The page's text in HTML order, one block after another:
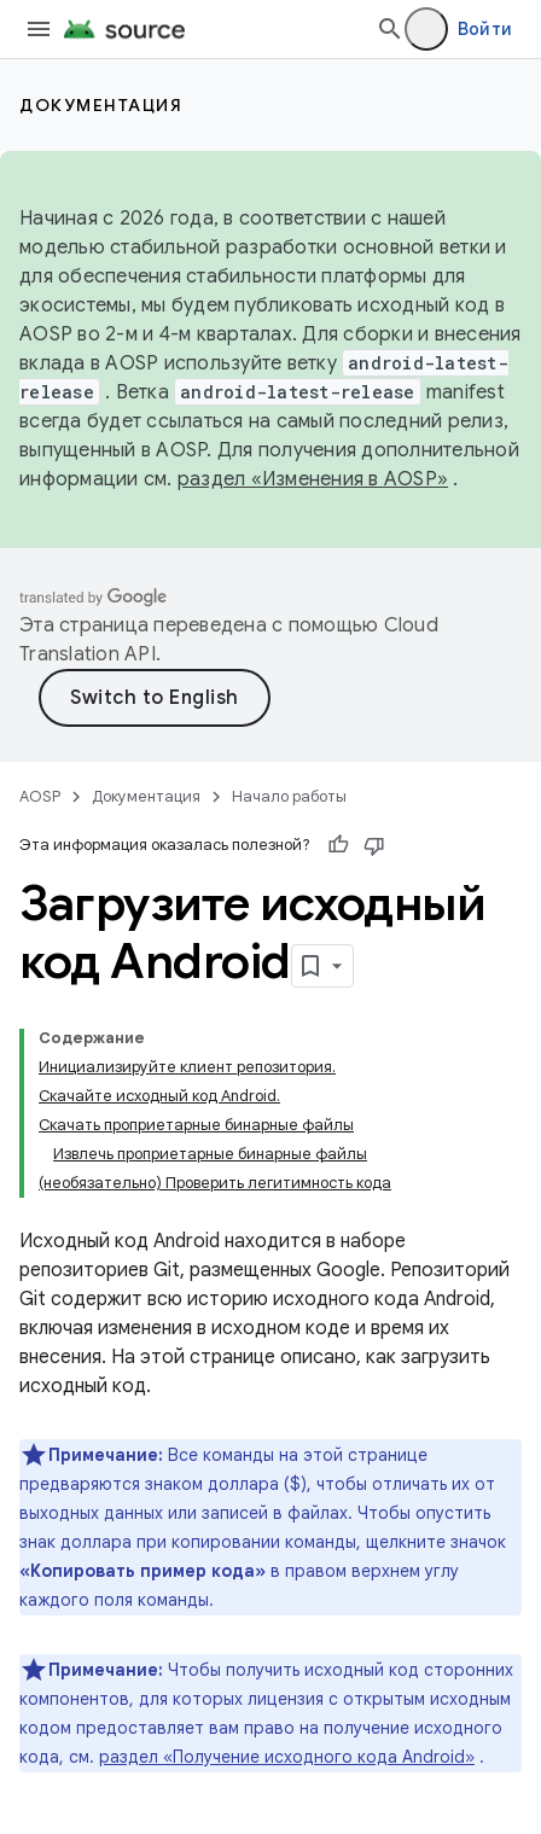
Войти
ДОКУМЕНТАЦИЯ
Начиная с 2026 года, в соответствии с нашей
моделью стабильной разработки основной ветки и
для обеспечения стабильности платформы для
экосистемы, мы будем публиковать исходный код в
AOSP во 2-м и 4-м кварталах. Для сборки и внесения
вклада в AOSP используйте ветку android-latest-
release . Ветка android-latest-release manifest
всегда будет ссылаться на самый последний релиз,
выпущенный в AOSP. Для получения дополнительной
информации см. раздел «Изменения в AOSP» .
Эта страница переведена с помощью Cloud
Translation API.
AOSP Документация Начало работы
Эта информация оказалась полезной?
Загрузите исходный
код Android
Содержание
Инициализируйте клиент репозитория.
Скачайте исходный код Android.
Скачать проприетарные бинарные файлы
Извлечь проприетарные бинарные файлы
(необязательно) Проверить легитимность кода
Исходный код Android находится в наборе
репозиториев Git, размещенных Google. Репозиторий
Git содержит всю историю исходного кода Android,
включая изменения в исходном коде и время их
внесения. На этой странице описано, как загрузить
исходный код.
Примечание: Все команды на этой странице
предваряются знаком доллара ($), чтобы отличать их от
выходных данных или записей в файлах. Чтобы опустить
знак доллара при копировании команды, щелкните значок
«Копировать пример кода» в правом верхнем углу
каждого поля команды.
Примечание: Чтобы получить исходный код сторонних
компонентов, для которых лицензия с открытым исходным
кодом предоставляет вам право на получение исходного
кода, см. раздел «Получение исходного кода Android» .